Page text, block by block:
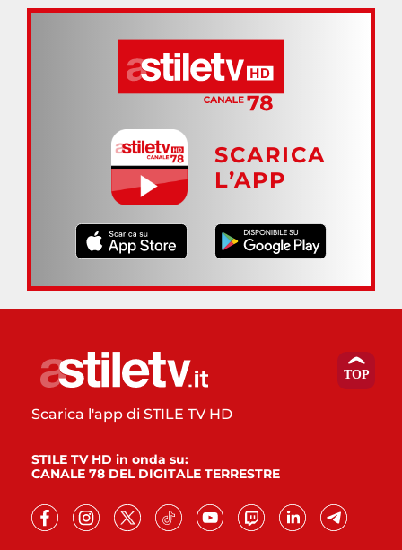
SCARICA
L’APP
Scarica l'app di STILE TV HD
STILE TV HD in onda su:
CANALE 78 DEL DIGITALE TERRESTRE